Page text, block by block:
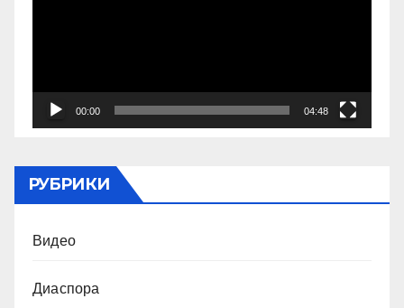
00:00 04:48
РУБРИКИ
Видео
Диаспора